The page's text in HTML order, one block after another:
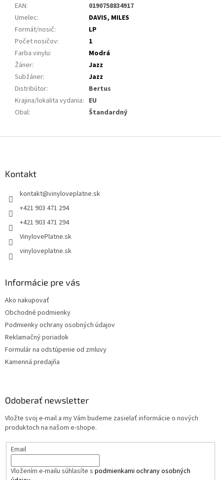
EAN:
0190758834917
Umelec:
DAVIS, MILES
Formát/nosič:
LP
Počet nosičov:
1
Farba vinylu:
Modrá
Žáner:
Jazz
Subžáner:
Jazz
Distribútor:
Bertus
Krajina/lokalita vydania: EU
Obal: Štandardný
Kontakt
kontakt@vinyloveplatne.sk
+421 903 471 294
+421 903 471 294
VinylovePlatne.sk
vinyloveplatne.sk
Informácie pre vás
Ako nakupovať
Obchodné podmienky
Podmienky ochrany osobných údajov
Reklamačný poriadok
Formulár na odstúpenie od zmluvy
Kamenná predajňa
Odoberať newsletter
Vložte svoj e-mail a my Vám budeme zasielať informácie o nových
produktoch na našom e-shope.
Email
Vložením e-mailu súhlasíte s podmienkami ochrany osobných